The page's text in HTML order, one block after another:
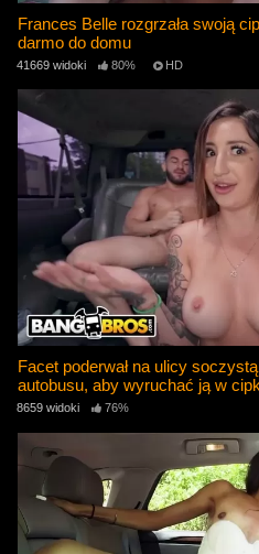
Frances Belle rozgrzała swoją
darmo do domu
41669 widoki 80% HD
Facet poderwał na ulicy
autobusu, aby wyruchać ją w
8659 widoki 76%